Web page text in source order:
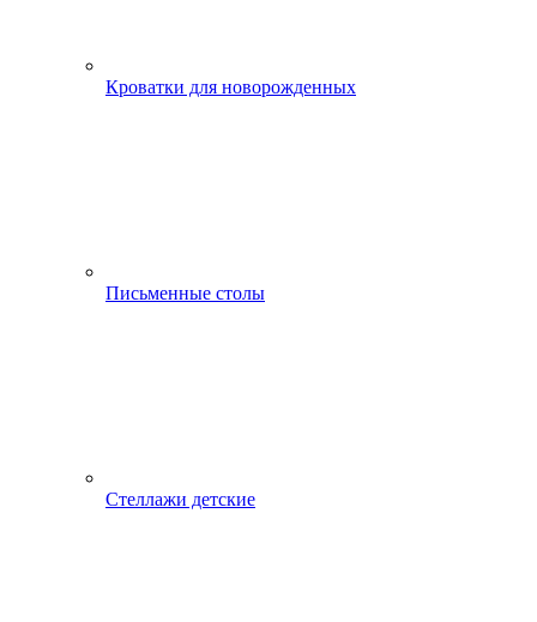
Кроватки для новорожденных
Письменные столы
Стеллажи детские